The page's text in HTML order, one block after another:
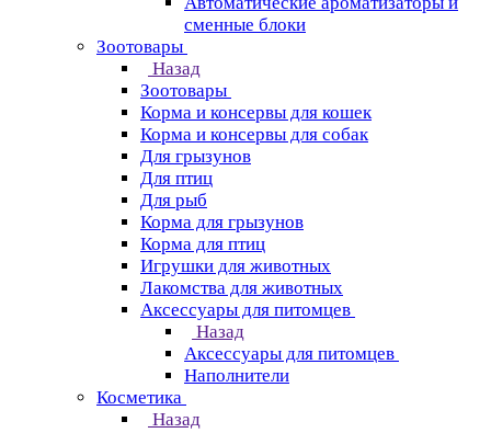
сменные блоки
Зоотовары
Назад
Зоотовары
Корма и консервы для кошек
Корма и консервы для собак
Для грызунов
Для птиц
Для рыб
Корма для грызунов
Корма для птиц
Игрушки для животных
Лакомства для животных
Аксессуары для питомцев
Назад
Аксессуары для питомцев
Наполнители
Косметика
Назад